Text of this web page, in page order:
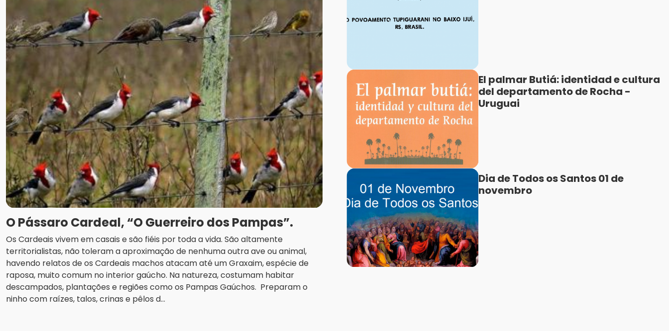
O Pássaro Cardeal, “O Guerreiro dos Pampas”.
Os Cardeais vivem em casais e são fiéis por toda a vida. São altamente
territorialistas, não toleram a aproximação de nenhuma outra ave ou animal,
havendo relatos de os Cardeais machos atacam até um Graxaim, espécie de
raposa, muito comum no interior gaúcho. Na natureza, costumam habitar
descampados, plantações e regiões como os Pampas Gaúchos. Preparam o
ninho com raízes, talos, crinas e pêlos d...
El palmar Butiá: identidad e cultura
del departamento de Rocha -
Uruguai
Dia de Todos os Santos 01 de
novembro